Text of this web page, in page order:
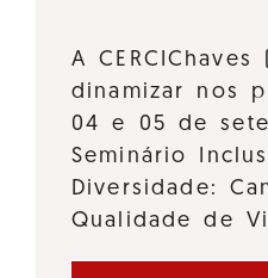
A CERCIChaves
dinamizar nos
04 e 05 de
Seminário
Diversidade:
Qualidade de